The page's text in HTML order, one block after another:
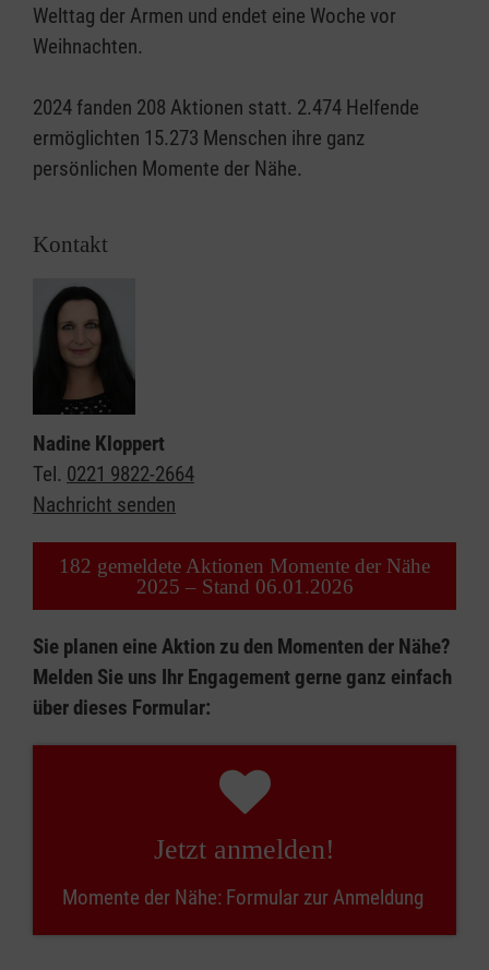
Welttag der Armen und endet eine Woche vor
Weihnachten.
2024 fanden 208 Aktionen statt. 2.474 Helfende
ermöglichten 15.273 Menschen ihre ganz
persönlichen Momente der Nähe.
Kontakt
Nadine Kloppert
Tel. 0221 9822-2664
Nachricht senden
182 gemeldete Aktionen Momente der Nähe
2025 – Stand 06.01.2026
Sie planen eine Aktion zu den Momenten der Nähe?
Melden Sie uns Ihr Engagement gerne ganz einfach
über dieses Formular:
Jetzt anmelden!
Momente der Nähe: Formular zur Anmeldung